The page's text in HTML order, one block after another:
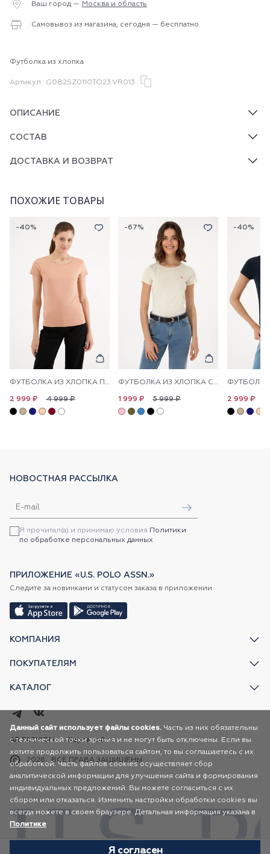
Ваш город — Москва и область
Самовывоз из магазина, сегодня — бесплатно
Футболка из хлопка
Артикул G082SZ0110TO23.VR013
ОПИСАНИЕ
СОСТАВ
ДОСТАВКА И ВОЗВРАТ
ПОХОЖИЕ ТОВАРЫ
-40%
ФУТБОЛКА ИЗ ХЛОПКА ПРИТАЛЕННАЯ
4 999 ₽
2 999 ₽
-67%
ФУТБОЛКА ИЗ ХЛОПКА С ЛОГОТИПОМ
5 999 ₽
1 999 ₽
-40%
2 999 ₽
КОМПАНИЯ
ПОКУПАТЕЛЯМ
КАТАЛОГ
НОВОСТНАЯ РАССЫЛКА
Я прочитал(а) и принимаю условия Политики
по обработке персональных данных
ПРИЛОЖЕНИЕ «U.S. POLO ASSN.»
Следите за новинками и статусом заказа в приложении
2026 ВСЕ ПРАВА ЗАЩИЩЕНЫ
AR FASHION Карта сайта
Данный сайт использует файлы cookies. Часть из них обязательны
с технической точки зрения и не могут быть отключены. Если вы
хотите продолжить пользоваться сайтом, то вы соглашаетесь с их
обработкой. Часть файлов cookies осуществляет сбор
аналитической информации для улучшения сайта и формирования
индивидуальных предложений. Вы можете согласиться с их
сбором или отказаться. Изменить настройки обработки cookies вы
всегда можете в своем браузере. Детальная информация указана в
Политике
Я согласен